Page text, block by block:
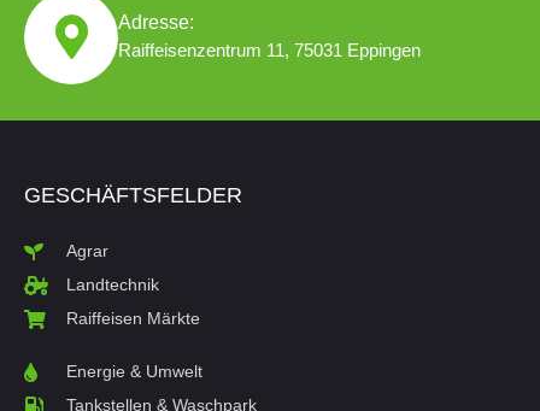
Adresse:
Raiffeisenzentrum 11, 75031 Eppingen
GESCHÄFTSFELDER
Agrar
Landtechnik
Raiffeisen Märkte
Energie & Umwelt
Tankstellen & Waschpark